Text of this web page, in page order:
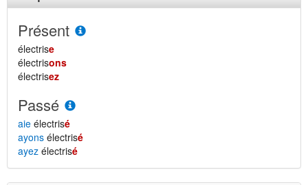
Présent
électrise
électrisons
électrisez
Passé
aie électrisé
ayons électrisé
ayez électrisé